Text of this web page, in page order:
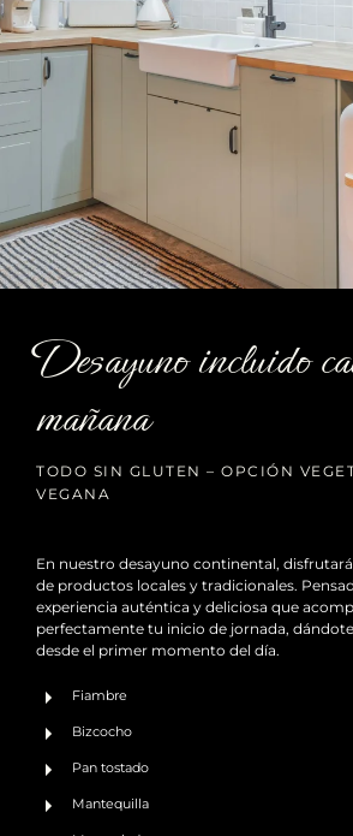
Desayuno incluido
mañana
TODO SIN GLUTEN – OPCIÓN
VEGANA
En nuestro desayuno continental,
de productos locales y tradicionales.
experiencia auténtica y deliciosa que
perfectamente tu inicio de jornada,
desde el primer momento del día.
Fiambre
Bizcocho
Pan tostado
Mantequilla